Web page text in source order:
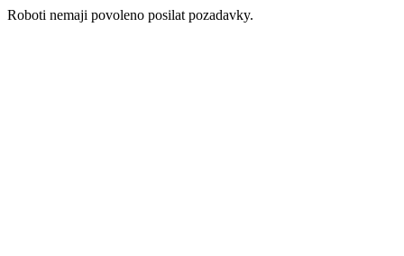
Roboti nemaji povoleno posilat pozadavky.